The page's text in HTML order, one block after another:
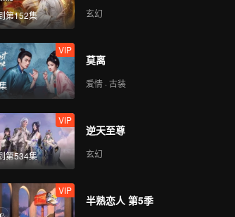
第152集 玄幻
VIP
莫离
爱情 · 古装
第534集
VIP
逆天至尊
玄幻
VIP
半熟恋人 第5季